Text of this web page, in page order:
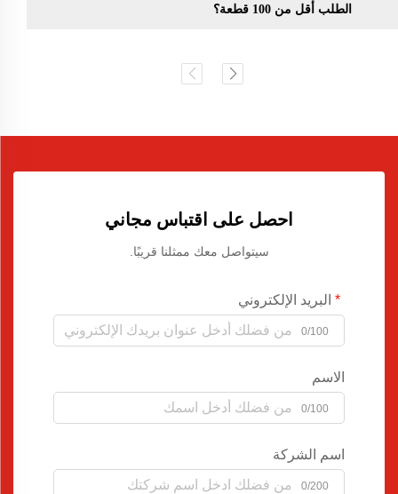
الطلب أقل من 100 قطعة؟
احصل على اقتباس مجاني
سيتواصل معك ممثلنا قريبًا.
البريد الإلكتروني
0/100
الاسم
0/100
اسم الشركة
0/200